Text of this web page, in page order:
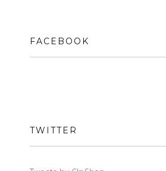
FACEBOOK
TWITTER